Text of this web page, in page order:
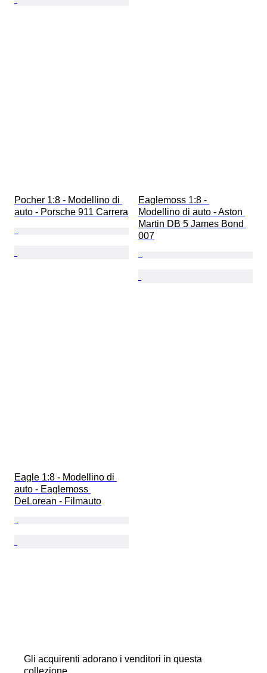
Pocher 1:8 - Modellino di
auto - Porsche 911 Carrera
Eaglemoss 1:8 -
Modellino di auto - Aston
Martin DB 5 James Bond
007
Eagle 1:8 - Modellino di
auto - Eaglemoss
DeLorean - Filmauto
Gli acquirenti adorano i venditori in questa
collezione